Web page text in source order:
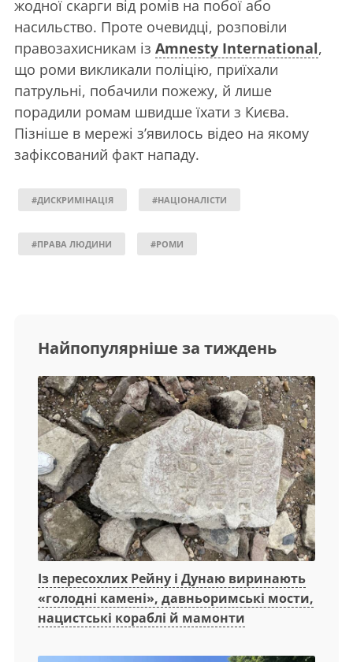
жодної скарги від ромів на побої або
насильство. Проте очевидці, розповіли
правозахисникам із Amnesty International,
що роми викликали поліцію, приїхали
патрульні, побачили пожежу, й лише
порадили ромам швидше їхати з Києва.
Пізніше в мережі з’явилось відео на якому
зафіксований факт нападу.
#ДИСКРИМІНАЦІЯ #НАЦІОНАЛІСТИ
#ПРАВА ЛЮДИНИ #РОМИ
Найпопулярніше за тиждень
Із пересохлих Рейну і Дунаю виринають
«голодні камені», давньоримські мости,
нацистські кораблі й мамонти